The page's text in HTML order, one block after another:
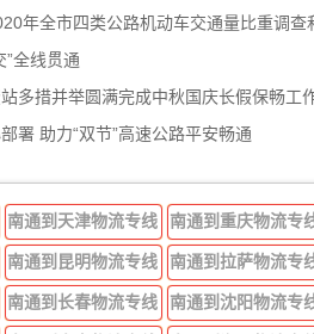
年全市四类公路机动车交通量比重调查
”全线贯通
多措并举圆满完成中秋国庆长假保畅工
署 助力“双节”高速公路平安畅通
南通到天津物流专线 南通到重庆物流专
南通到昆明物流专线 南通到拉萨物流专
南通到长春物流专线 南通到沈阳物流专